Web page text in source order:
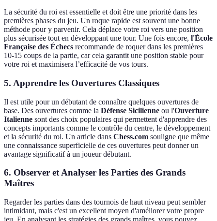
La sécurité du roi est essentielle et doit être une priorité dans les
premières phases du jeu. Un roque rapide est souvent une bonne
méthode pour y parvenir. Cela déplace votre roi vers une position
plus sécurisée tout en développant une tour. Une fois encore, l'École
Française des Échecs recommande de roquer dans les premières
10-15 coups de la partie, car cela garantit une position stable pour
votre roi et maximisera l’efficacité de vos tours.
5. Apprendre les Ouvertures Classiques
Il est utile pour un débutant de connaître quelques ouvertures de
base. Des ouvertures comme la Défense Sicilienne ou l'Ouverture
Italienne sont des choix populaires qui permettent d'apprendre des
concepts importants comme le contrôle du centre, le développement
et la sécurité du roi. Un article dans Chess.com souligne que même
une connaissance superficielle de ces ouvertures peut donner un
avantage significatif à un joueur débutant.
6. Observer et Analyser les Parties des Grands
Maîtres
Regarder les parties dans des tournois de haut niveau peut sembler
intimidant, mais c'est un excellent moyen d'améliorer votre propre
jeu. En analysant les stratégies des grands maîtres, vous pouvez